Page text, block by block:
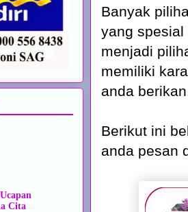
Banyak
yang spesial
menjadi
memiliki
anda
Berikut ini
anda pesan
Cita